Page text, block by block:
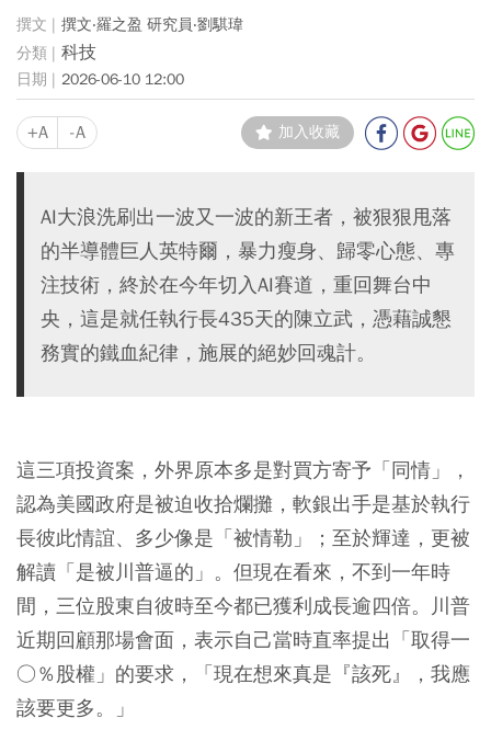
撰文‧羅之盈 研究員‧劉騏瑋
科技
2026-06-10 12:00
+A -A 加入收藏
AI大浪洗刷出一波又一波的新王者，被狠狠甩落
的半導體巨人英特爾，暴力瘦身、歸零心態、專
注技術，終於在今年切入AI賽道，重回舞台中
央，這是就任執行長435天的陳立武，憑藉誠懇
務實的鐵血紀律，施展的絕妙回魂計。
這三項投資案，外界原本多是對買方寄予「同情」，
認為美國政府是被迫收拾爛攤，軟銀出手是基於執行
長彼此情誼、多少像是「被情勒」；至於輝達，更被
解讀「是被川普逼的」。但現在看來，不到一年時
間，三位股東自彼時至今都已獲利成長逾四倍。川普
近期回顧那場會面，表示自己當時直率提出「取得一
○％股權」的要求，「現在想來真是『該死』，我應
該要更多。」